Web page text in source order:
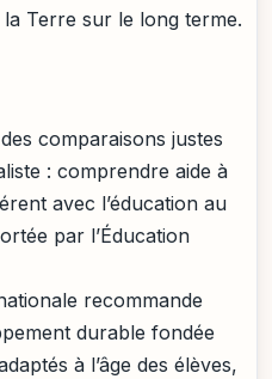
Terre sur le long terme.
comparaisons justes
: comprendre aide à
avec l’éducation au
par l’Éducation
recommande
durable fondée
à l’âge des élèves,